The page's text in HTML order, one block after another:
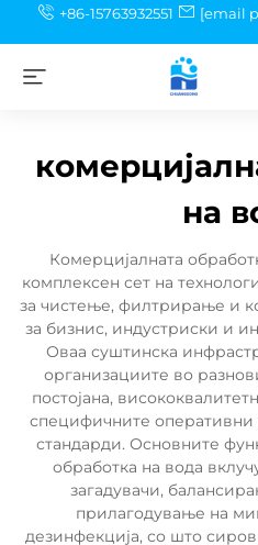
+86-15763932551 [email
на
Комерцијалната
комплексен сет на
за чистење, филтрирање и
за бизнис, индустриски и
Оваа суштинска
организациите во
постојана,
специфичните
стандарди. Основните
обработка на вода
загадувачи,
прилагодување на
дезинфекција, со што